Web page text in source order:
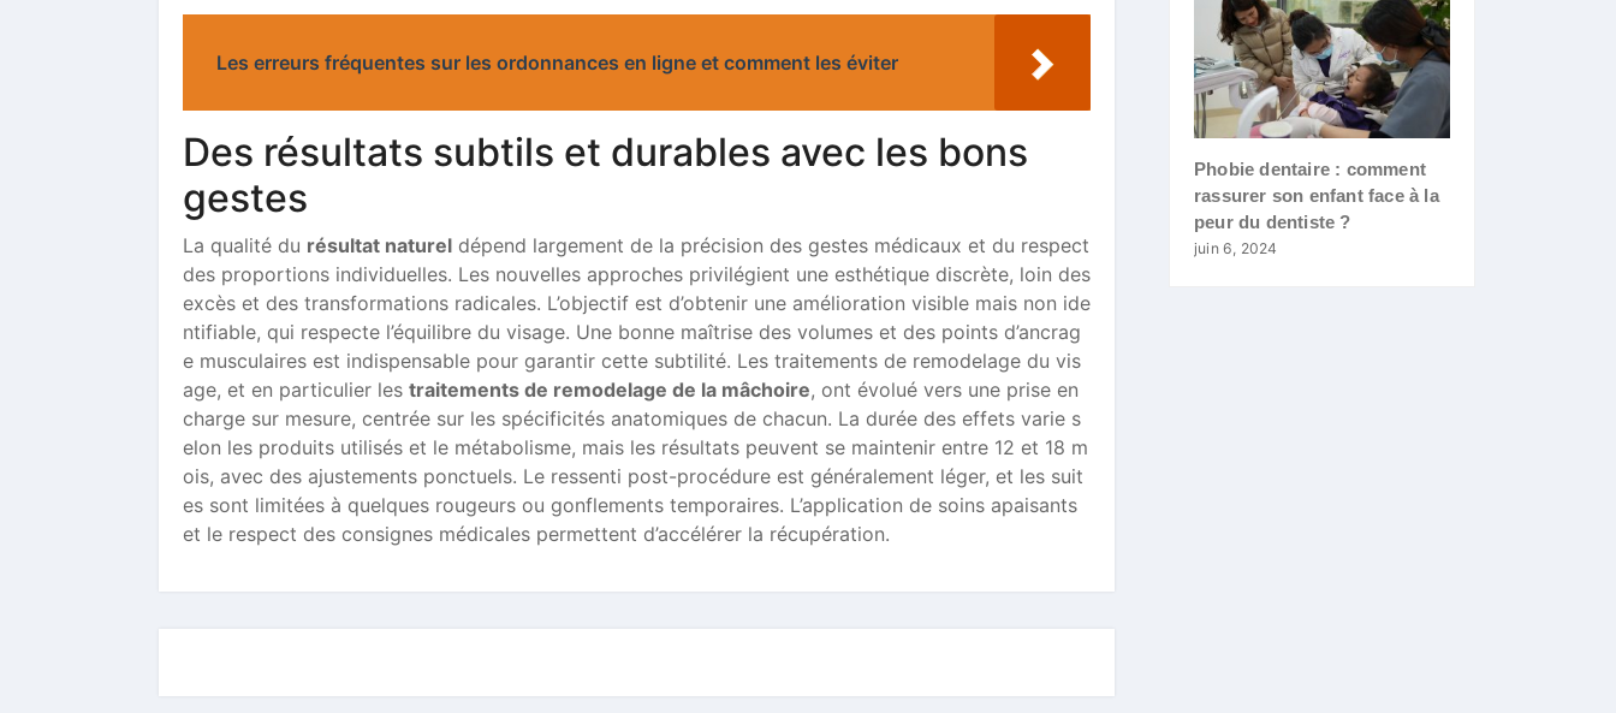
Les erreurs fréquentes sur les ordonnances en ligne et comment les éviter
Des résultats subtils et durables avec les bons
gestes
La qualité du résultat naturel dépend largement de la précision des gestes médicaux et du respect
des proportions individuelles. Les nouvelles approches privilégient une esthétique discrète, loin des
excès et des transformations radicales. L’objectif est d’obtenir une amélioration visible mais non ide
ntifiable, qui respecte l’équilibre du visage. Une bonne maîtrise des volumes et des points d’ancrag
e musculaires est indispensable pour garantir cette subtilité. Les traitements de remodelage du vis
age, et en particulier les traitements de remodelage de la mâchoire, ont évolué vers une prise en
charge sur mesure, centrée sur les spécificités anatomiques de chacun. La durée des effets varie s
elon les produits utilisés et le métabolisme, mais les résultats peuvent se maintenir entre 12 et 18 m
ois, avec des ajustements ponctuels. Le ressenti post-procédure est généralement léger, et les suit
es sont limitées à quelques rougeurs ou gonflements temporaires. L’application de soins apaisants
et le respect des consignes médicales permettent d’accélérer la récupération.
Phobie dentaire : comment
rassurer son enfant face à la
peur du dentiste ?
juin 6, 2024